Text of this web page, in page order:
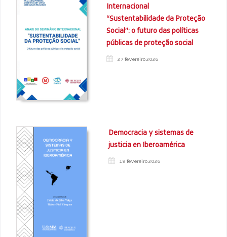
Internacional
“Sustentabilidade da Proteção
Social”: o futuro das políticas
públicas de proteção social
27 fevereiro 2026
Democracia y sistemas de
justicia en Iberoamérica
19 fevereiro 2026